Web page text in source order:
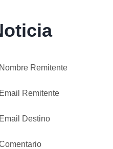
Nombre Remitente
Email Remitente
Email Destino